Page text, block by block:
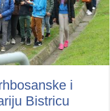
i
Bistricu